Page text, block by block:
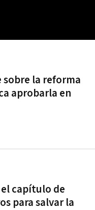
la reforma
aprobarla en
capítulo de
para salvar la